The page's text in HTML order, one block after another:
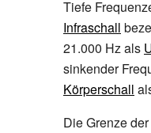
Tiefe
Infraschall
21.000 Hz als
sinkender
Körperschall
Die Grenze